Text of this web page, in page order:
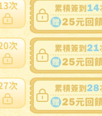
得標填寫委託單